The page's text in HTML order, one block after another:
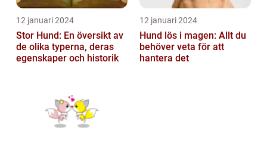
12 januari 2024
Stor Hund: En översikt av
de olika typerna, deras
egenskaper och historik
12 januari 2024
Hund lös i magen: Allt du
behöver veta för att
hantera det